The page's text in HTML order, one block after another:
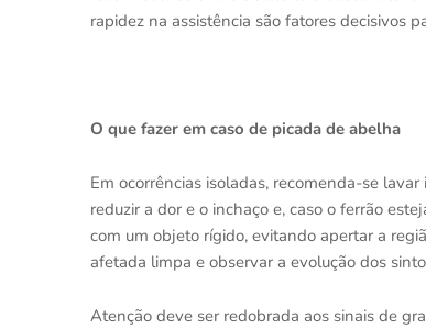
rapidez na assistência são fatores decisivos
O que fazer em caso de picada de abelha
Em ocorrências isoladas, recomenda-se
reduzir a dor e o inchaço e, caso o ferrão
com um objeto rígido, evitando apertar a
afetada limpa e observar a evolução dos
Atenção deve ser redobrada aos sinais de